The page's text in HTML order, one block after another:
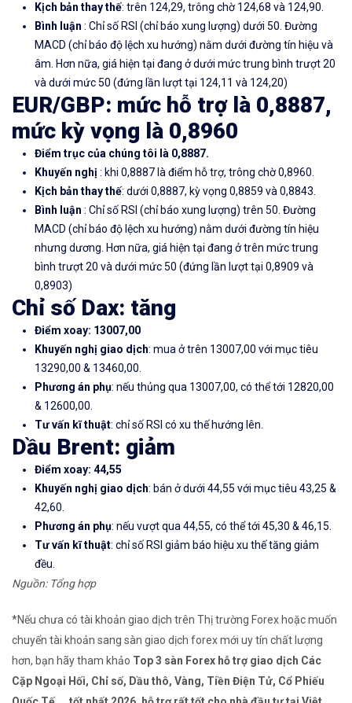
Kịch bản thay thế: trên 124,29, trông chờ 124,68 và 124,90.
Bình luận : Chỉ số RSI (chỉ báo xung lượng) dưới 50. Đường
MACD (chỉ báo độ lệch xu hướng) nằm dưới đường tín hiệu và
âm. Hơn nữa, giá hiện tại đang ở dưới mức trung bình trượt 20
và dưới mức 50 (đứng lần lượt tại 124,11 và 124,20)
EUR/GBP: mức hỗ trợ là 0,8887,
mức kỳ vọng là 0,8960
Điểm trục của chúng tôi là 0,8887.
Khuyến nghị : khi 0,8887 là điểm hỗ trợ, trông chờ 0,8960.
Kịch bản thay thế: dưới 0,8887, kỳ vọng 0,8859 và 0,8843.
Bình luận : Chỉ số RSI (chỉ báo xung lượng) trên 50. Đường
MACD (chỉ báo độ lệch xu hướng) nằm dưới đường tín hiệu
nhưng dương. Hơn nữa, giá hiện tại đang ở trên mức trung
bình trượt 20 và dưới mức 50 (đứng lần lượt tại 0,8909 và
0,8903)
Chỉ số Dax: tăng
Điểm xoay: 13007,00
Khuyến nghị giao dịch: mua ở trên 13007,00 với mục tiêu
13290,00 & 13460,00.
Phương án phụ: nếu thủng qua 13007,00, có thể tới 12820,00
& 12600,00.
Tư vấn kĩ thuật: chỉ số RSI có xu thế hướng lên.
Dầu Brent: giảm
Điểm xoay: 44,55
Khuyến nghị giao dịch: bán ở dưới 44,55 với mục tiêu 43,25 &
42,60.
Phương án phụ: nếu vượt qua 44,55, có thể tới 45,30 & 46,15.
Tư vấn kĩ thuật: chỉ số RSI giảm báo hiệu xu thế tăng giảm
đều.
Nguồn: Tổng hợp
*Nếu chưa có tài khoản giao dịch trên Thị trường Forex hoặc muốn
chuyển tài khoản sang sàn giao dịch forex mới uy tín chất lượng
hơn, bạn hãy tham khảo Top 3 sàn Forex hỗ trợ giao dịch Các
Cặp Ngoại Hối, Chỉ số, Dầu thô, Vàng, Tiền Điện Tử, Cổ Phiếu